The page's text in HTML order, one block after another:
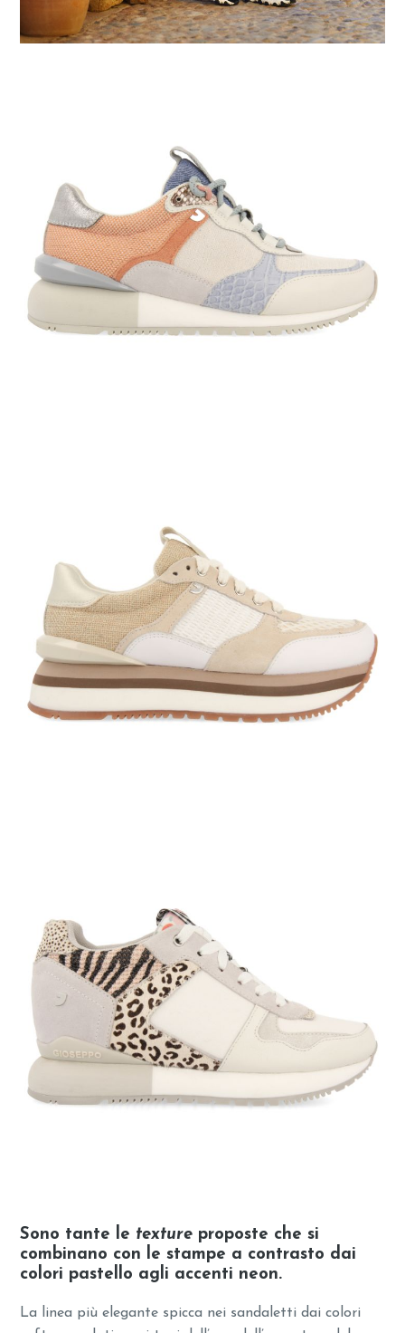
Sono tante le texture proposte che si
combinano con le stampe a contrasto dai
colori pastello agli accenti neon.
La linea più elegante spicca nei sandaletti dai colori